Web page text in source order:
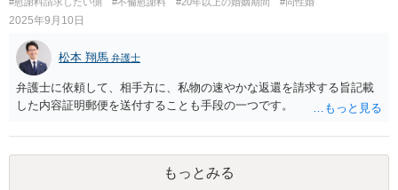
2025年9月10日
松本 翔馬 弁護士
弁護士に依頼して、相手方に、私物の速やかな返還を請求する旨記載
した内容証明郵便を送付することも手段の一つです。
もっとみる